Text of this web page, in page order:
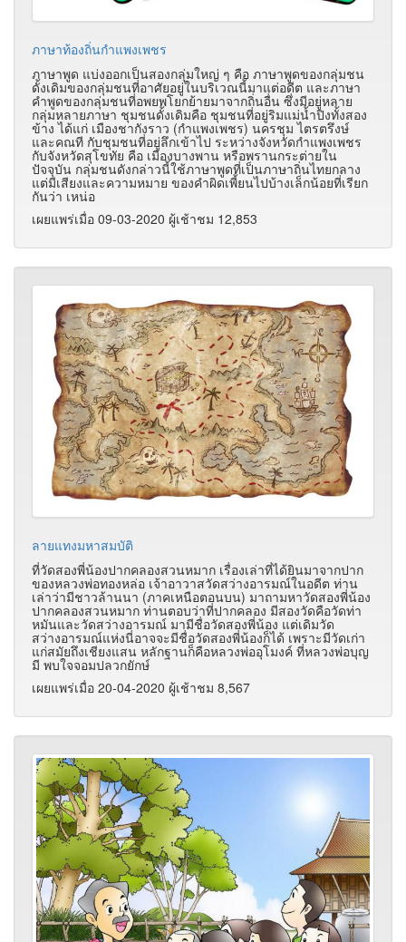
ภาษาท้องถิ่นกำแพงเพชร
ภาษาพูด แบ่งออกเป็นสองกลุ่มใหญ่ ๆ คือ ภาษาพูดของกลุ่มชน
ดั้งเดิมของกลุ่มชนที่อาศัยอยู่ในบริเวณนี้มาแต่อดีต และภาษา
คำพูดของกลุ่มชนที่อพยพโยกย้ายมาจากถิ่นอื่น ซึ่งมีอยู่หลาย
กลุ่มหลายภาษา ชุมชนดั้งเดิมคือ ชุมชนที่อยู่ริมแม่น้ำปิงทั้งสอง
ข้าง ได้แก่ เมืองชากังราว (กำแพงเพชร) นครชุม ไตรตรึงษ์
และคณที กับชุมชนที่อยู่ลึกเข้าไป ระหว่างจังหวัดกำแพงเพชร
กับจังหวัดสุโขทัย คือ เมืองบางพาน หรือพรานกระต่ายใน
ปัจจุบัน กลุ่มชนดังกล่าวนี้ใช้ภาษาพูดที่เป็นภาษาถิ่นไทยกลาง
แต่มีเสียงและความหมาย ของคำผิดเพี้ยนไปบ้างเล็กน้อยที่เรียก
กันว่า เหน่อ
เผยแพร่เมื่อ 09-03-2020 ผู้เช้าชม 12,853
ลายแทงมหาสมบัติ
ที่วัดสองพี่น้องปากคลองสวนหมาก เรื่องเล่าที่ได้ยินมาจากปาก
ของหลวงพ่อทองหล่อ เจ้าอาวาสวัดสว่างอารมณ์ในอดีต ท่าน
เล่าว่ามีชาวล้านนา (ภาคเหนือตอนบน) มาถามหาวัดสองพี่น้อง
ปากคลองสวนหมาก ท่านตอบว่าที่ปากคลอง มีสองวัดคือวัดท่า
หมันและวัดสว่างอารมณ์ มามีชื่อวัดสองพี่น้อง แต่เดิมวัด
สว่างอารมณ์แห่งนี่อาจจะมีชื่อวัดสองพี่น้องก็ได้ เพราะมีวัดเก่า
แก่สมัยถึงเชียงแสน หลักฐานก็คือหลวงพ่ออุโมงค์ ที่หลวงพ่อบุญ
มี พบใจจอมปลวกยักษ์
เผยแพร่เมื่อ 20-04-2020 ผู้เช้าชม 8,567